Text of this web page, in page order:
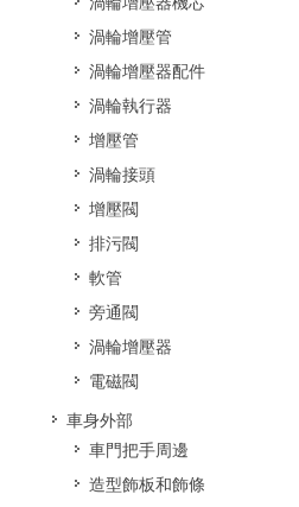
渦輪增壓管
渦輪增壓器配件
渦輪執行器
增壓管
渦輪接頭
增壓閥
排污閥
軟管
旁通閥
渦輪增壓器
電磁閥
車身外部
車門把手周邊
造型飾板和飾條